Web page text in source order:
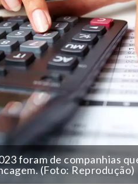
foram de companhias
(Foto: Reprodução)